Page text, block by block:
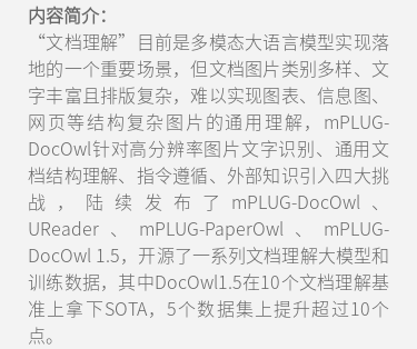
内容简介：
“文档理解”目前是多模态大语言模型实现落
地的一个重要场景，但文档图片类别多样、文
字丰富且排版复杂，难以实现图表、信息图、
网页等结构复杂图片的通用理解，mPLUG-
DocOwl针对高分辨率图片文字识别、通用文
档结构理解、指令遵循、外部知识引入四大挑
战，陆续发布了mPLUG-DocOwl、
UReader、mPLUG-PaperOwl、mPLUG-
DocOwl 1.5，开源了一系列文档理解大模型和
训练数据，其中DocOwl1.5在10个文档理解基
准上拿下SOTA，5个数据集上提升超过10个
点。